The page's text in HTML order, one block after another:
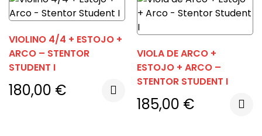
VIOLINO 4/4 + ESTOJO +
ARCO – STENTOR
STUDENT I
180,00 €
VIOLA DE ARCO +
ESTOJO + ARCO –
STENTOR STUDENT I
185,00 €